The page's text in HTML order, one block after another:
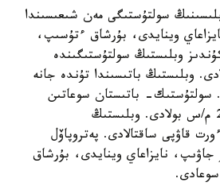
سولتۇستىگى مەن شىعىسىندا
وينايدى، بۇرشاق ءتۇسىپ،
وبلىستىڭ سولتۇستىگىندە
وبلىستىڭ باتىسىندا تۇندە جانە
سولتۇستىك- باتىستان سوعاتىن
جەلدىڭ ەكپىنى 15- 20 م/س بولادى. وبلىستىڭ
قاۋپى ساقتالادى. پەتروپاۆل
جاۋىپ، نايزاعاي وينايدى، بۇرشاق